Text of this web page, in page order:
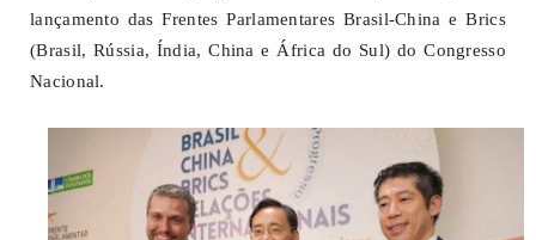
lançamento das Frentes Parlamentares Brasil-China e Brics
(Brasil, Rússia, Índia, China e África do Sul) do Congresso
Nacional.